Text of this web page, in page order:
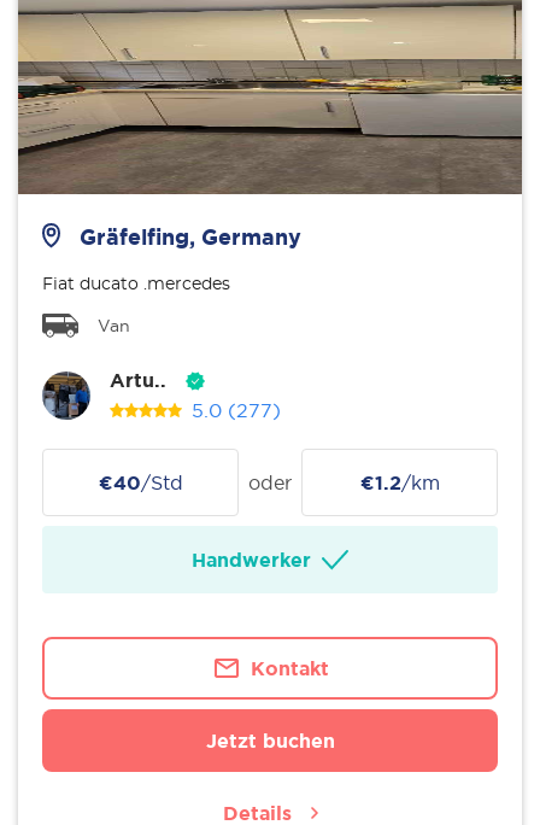
Gräfelfing, Germany
Fiat ducato .mercedes
Van
Artu..
5.0 (277)
€40/Std oder €1.2/km
Handwerker
Kontakt
Jetzt buchen
Details